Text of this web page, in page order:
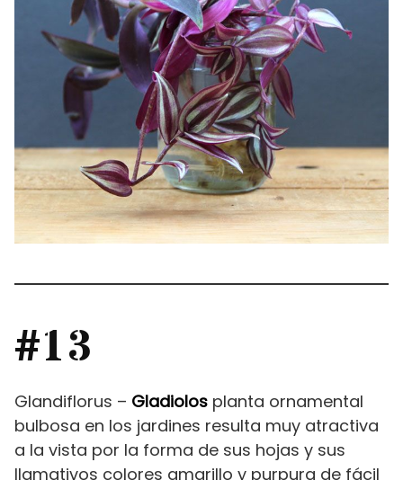
#13
Glandiflorus – Gladiolos planta ornamental
bulbosa en los jardines resulta muy atractiva
a la vista por la forma de sus hojas y sus
llamativos colores amarillo y purpura de fácil